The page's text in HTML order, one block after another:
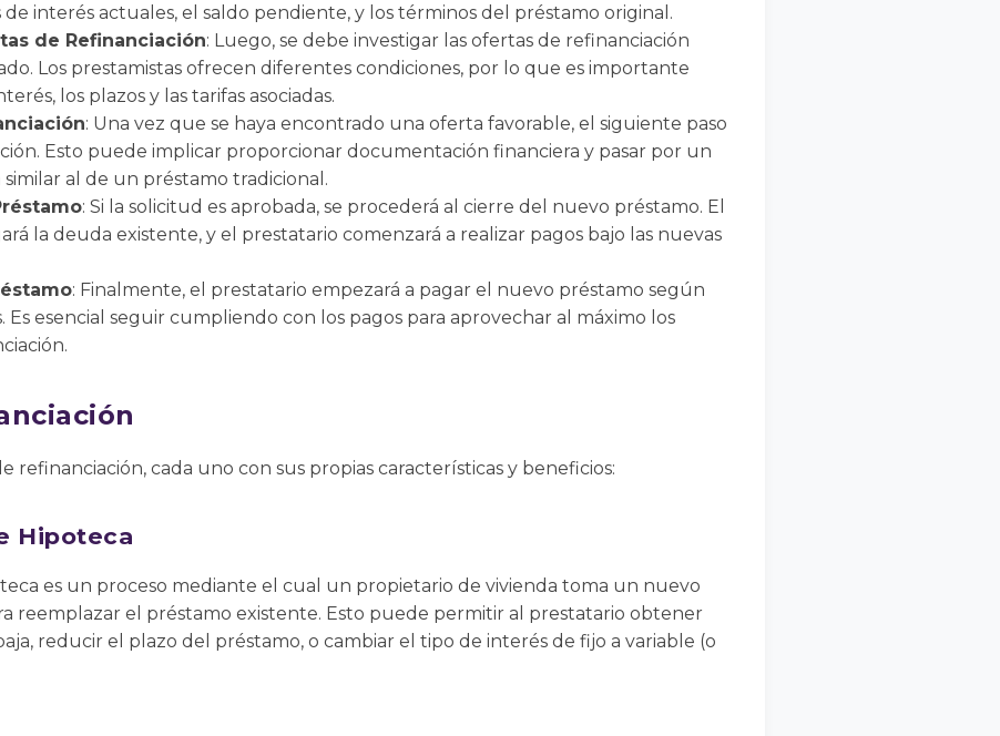
de interés actuales, el saldo pendiente, y los términos del préstamo original.
de Refinanciación: Luego, se debe investigar las ofertas de refinanciación
Los prestamistas ofrecen diferentes condiciones, por lo que es importante
los plazos y las tarifas asociadas.
: Una vez que se haya encontrado una oferta favorable, el siguiente paso
Esto puede implicar proporcionar documentación financiera y pasar por un
al de un préstamo tradicional.
: Si la solicitud es aprobada, se procederá al cierre del nuevo préstamo. El
la deuda existente, y el prestatario comenzará a realizar pagos bajo las nuevas
: Finalmente, el prestatario empezará a pagar el nuevo préstamo según
Es esencial seguir cumpliendo con los pagos para aprovechar al máximo los
refinanciación, cada uno con sus propias características y beneficios:
Hipoteca
es un proceso mediante el cual un propietario de vivienda toma un nuevo
reemplazar el préstamo existente. Esto puede permitir al prestatario obtener
reducir el plazo del préstamo, o cambiar el tipo de interés de fijo a variable (o